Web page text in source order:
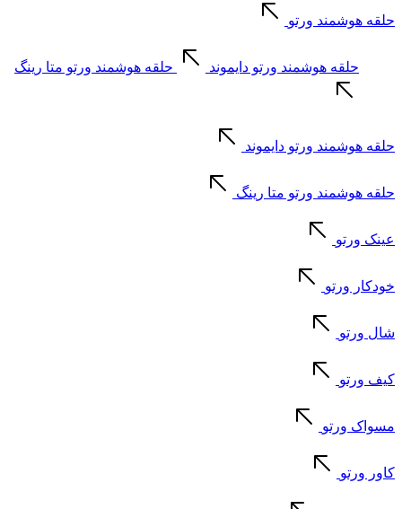
حلقه هوشمند ورتو
حلقه هوشمند ورتو دایموند حلقه هوشمند ورتو متا رینگ
حلقه هوشمند ورتو دایموند
حلقه هوشمند ورتو متا رینگ
عینک ورتو
خودکار ورتو
شال ورتو
کیف ورتو
مسواک ورتو
کاور ورتو